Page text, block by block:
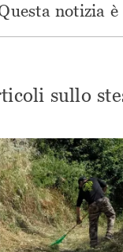
notizia
sullo